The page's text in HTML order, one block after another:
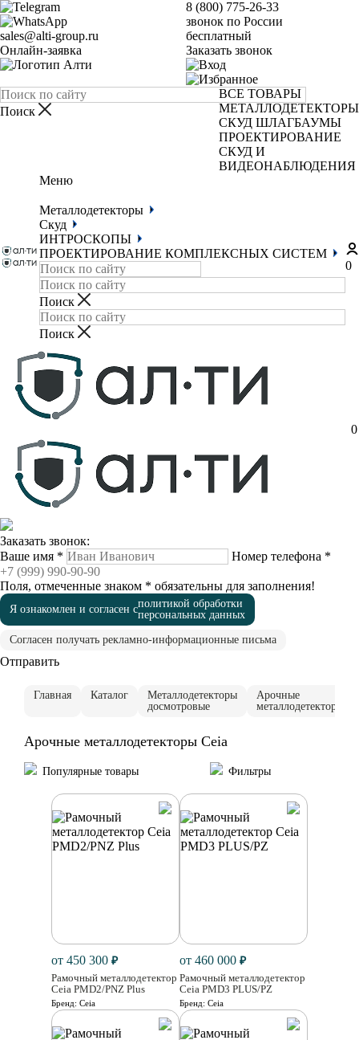
sales@alti-group.ru
Онлайн-заявка
8 (800) 775-26-33
звонок по России
бесплатный
Заказать звонок
ВСЕ ТОВАРЫ
МЕТАЛЛОДЕТЕКТОРЫ
СКУД ШЛАГБАУМЫ
ПРОЕКТИРОВАНИЕ
СКУД И
ВИДЕОНАБЛЮДЕНИЯ
Меню
Металлодетекторы
Скуд
ИНТРОСКОПЫ
ПРОЕКТИРОВАНИЕ КОМПЛЕКСНЫХ СИСТЕМ
0
0
Заказать звонок:
Ваше имя * Номер телефона *
Поля, отмеченные знаком * обязательны для заполнения!
Я ознакомлен и согласен сполитикой обработки
персональных данных
Согласен получать рекламно-информационные письма
Отправить
Главная Каталог
Металлодетекторы
досмотровые
Арочные
металлодетекторы
Арочные металлодетекторы Ceia
Популярные товары Фильтры
от 450 300 ₽
Рамочный металлодетектор
Ceia PMD2/PNZ Plus
Бренд: Ceia
от 460 000 ₽
Рамочный металлодетектор
Ceia PMD3 PLUS/PZ
Бренд: Ceia